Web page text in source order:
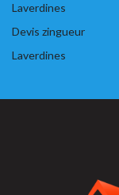
Laverdines
Devis zingueur
Laverdines